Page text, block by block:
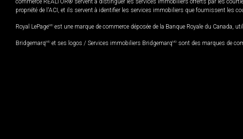
propriété de l'ACI, et ils servent à identifier les services immobiliers que fournissent les
Royal LePageMD est une marque de commerce déposée de la Banque Royale du Canada,
BridgemarqMD et ses logos / Services immobiliers BridgemarqMD sont des marques de